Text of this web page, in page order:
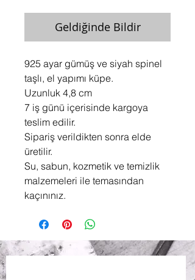
Geldiğinde Bildir
925 ayar gümüş ve siyah spinel
taşlı, el yapımı küpe.
Uzunluk 4,8 cm
7 iş günü içerisinde kargoya
teslim edilir.
Sipariş verildikten sonra elde
üretilir.
Su, sabun, kozmetik ve temizlik
malzemeleri ile temasından
kaçınınız.